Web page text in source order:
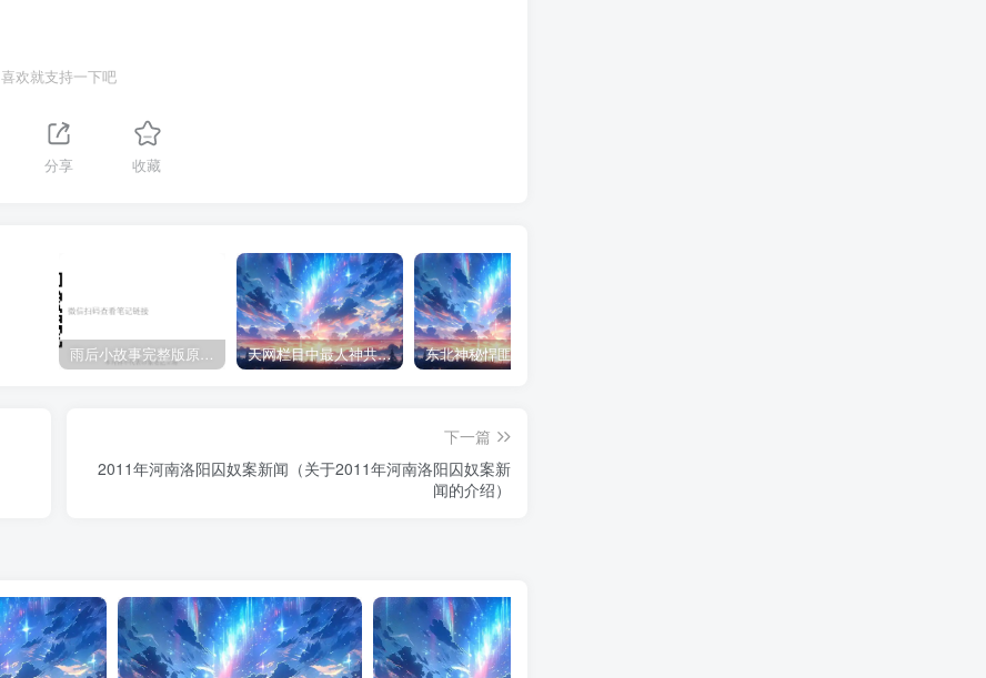
喜欢就支持一下吧
分享 收藏
雨后小故事完整版原片动态图（图+文字解说版） 天网栏目中最人神共愤的一期《消失的夫妻》
下一篇
2011年河南洛阳囚奴案新闻（关于2011年河南洛阳囚奴案新
闻的介绍）